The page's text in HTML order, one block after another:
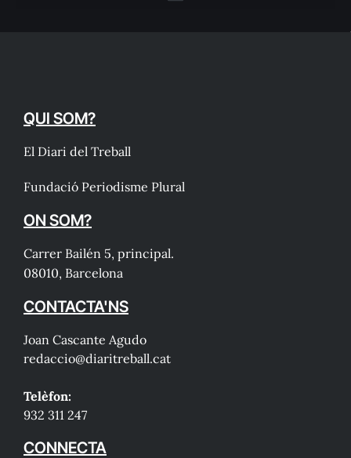
QUI SOM?
El Diari del Treball
Fundació Periodisme Plural
ON SOM?
Carrer Bailén 5, principal.
08010, Barcelona
CONTACTA'NS
Joan Cascante Agudo
redaccio@diaritreball.cat
Telèfon:
932 311 247
CONNECTA